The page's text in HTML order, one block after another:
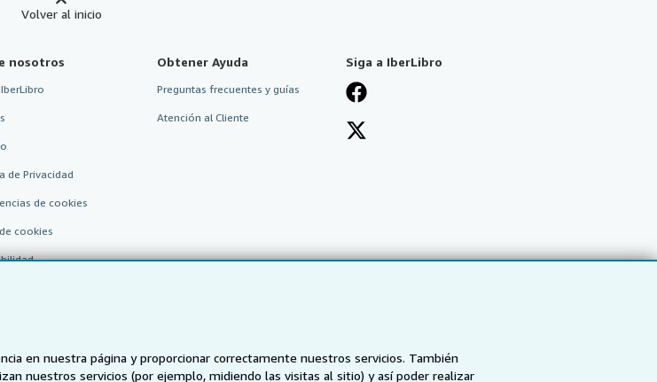
en nuestra página y proporcionar correctamente nuestros servicios. También
nuestros servicios (por ejemplo, midiendo las visitas al sitio) y así poder realizar
Volver al inicio
nosotros
de Privacidad
de cookies
cookies
Obtener Ayuda
Preguntas frecuentes y guías
Atención al Cliente
Siga a IberLibro